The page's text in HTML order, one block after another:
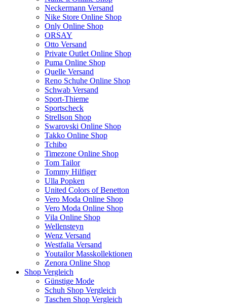
Neckermann Versand
Nike Store Online Shop
Only Online Shop
ORSAY
Otto Versand
Private Outlet Online Shop
Puma Online Shop
Quelle Versand
Reno Schuhe Online Shop
Schwab Versand
Sport-Thieme
Sportscheck
Strellson Shop
Swarovski Online Shop
Takko Online Shop
Tchibo
Timezone Online Shop
Tom Tailor
Tommy Hilfiger
Ulla Popken
United Colors of Benetton
Vero Moda Online Shop
Vero Moda Online Shop
Vila Online Shop
Wellensteyn
Wenz Versand
Westfalia Versand
Youtailor Masskollektionen
Zenora Online Shop
Shop Vergleich
Günstige Mode
Schuh Shop Vergleich
Taschen Shop Vergleich